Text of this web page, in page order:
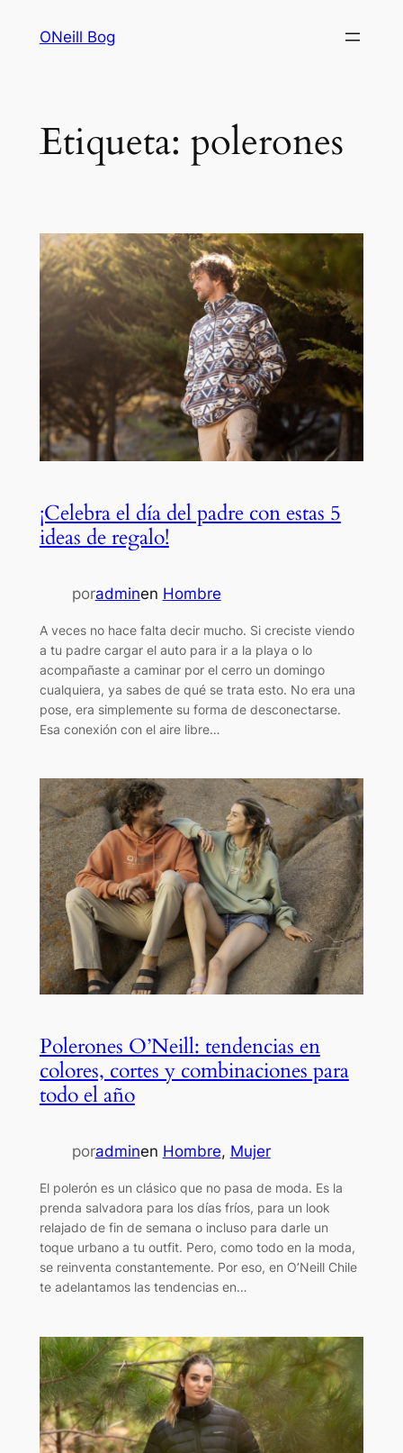
ONeill Bog
Etiqueta: polerones
¡Celebra el día del padre con estas 5
ideas de regalo!
poradminen Hombre
A veces no hace falta decir mucho. Si creciste viendo
a tu padre cargar el auto para ir a la playa o lo
acompañaste a caminar por el cerro un domingo
cualquiera, ya sabes de qué se trata esto. No era una
pose, era simplemente su forma de desconectarse.
Esa conexión con el aire libre…
Polerones O’Neill: tendencias en
colores, cortes y combinaciones para
todo el año
poradminen Hombre, Mujer
El polerón es un clásico que no pasa de moda. Es la
prenda salvadora para los días fríos, para un look
relajado de fin de semana o incluso para darle un
toque urbano a tu outfit. Pero, como todo en la moda,
se reinventa constantemente. Por eso, en O’Neill Chile
te adelantamos las tendencias en…